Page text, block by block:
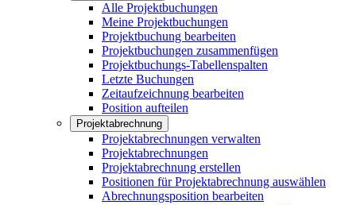
Alle Projektbuchungen
Meine Projektbuchungen
Projektbuchung bearbeiten
Projektbuchungen zusammenfügen
Projektbuchungs-Tabellenspalten
Letzte Buchungen
Zeitaufzeichnung bearbeiten
Position aufteilen
Projektabrechnung
Projektabrechnungen verwalten
Projektabrechnungen
Projektabrechnung erstellen
Positionen für Projektabrechnung auswählen
Abrechnungsposition bearbeiten